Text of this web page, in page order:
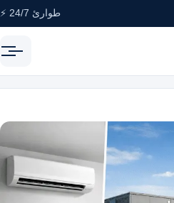
طوارئ 24/7 ⚡